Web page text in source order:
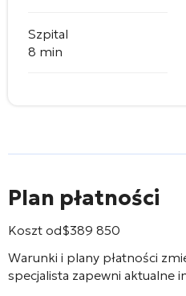
Szpital
8 min
Plan płatności
Koszt od$389 850
Warunki i plany płatności
specjalista zapewni aktualne